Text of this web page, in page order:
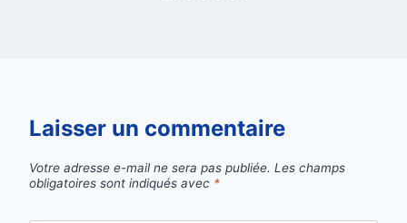
Laisser un commentaire
Votre adresse e-mail ne sera pas publiée. Les champs
obligatoires sont indiqués avec *